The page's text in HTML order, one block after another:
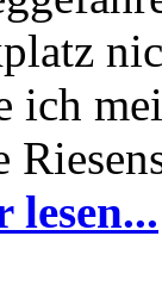
ich
lesen...